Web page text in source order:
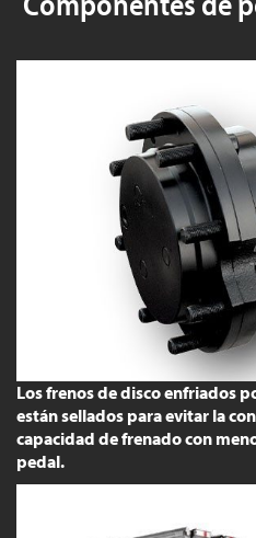
Los frenos de disco enfriados
están sellados para evitar la
capacidad de frenado con
pedal.